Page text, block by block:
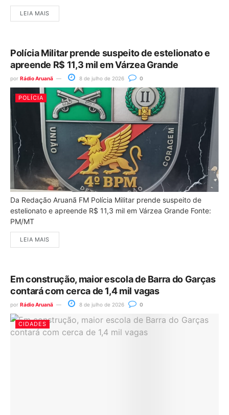
LEIA MAIS
Polícia Militar prende suspeito de estelionato e
apreende R$ 11,3 mil em Várzea Grande
por Rádio Aruanã 8 de julho de 2026 0
POLÍCIA
Da Redação Aruanã FM Polícia Militar prende suspeito de
estelionato e apreende R$ 11,3 mil em Várzea Grande Fonte:
PM/MT
LEIA MAIS
Em construção, maior escola de Barra do Garças
contará com cerca de 1,4 mil vagas
por Rádio Aruanã 8 de julho de 2026 0
CIDADES